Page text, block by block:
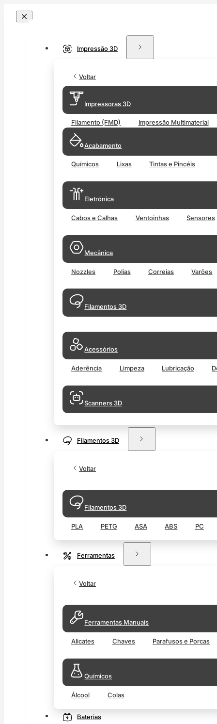
Impressão 3D
Voltar
Impressoras 3D
Filamento (FMD) Impressão Multimaterial
Acabamento
Químicos Lixas Tintas e Pincéis
Eletrónica
Cabos e Calhas Ventoinhas Sensores
Mecânica
Nozzles Polias Correias Varões
Filamentos 3D
Acessórios
Aderência Limpeza Lubricação
Scanners 3D
Filamentos 3D
Voltar
Filamentos 3D
PLA PETG ASA ABS PC
Ferramentas
Voltar
Ferramentas Manuais
Alicates Chaves Parafusos e Porcas
Químicos
Álcool Colas
Baterias